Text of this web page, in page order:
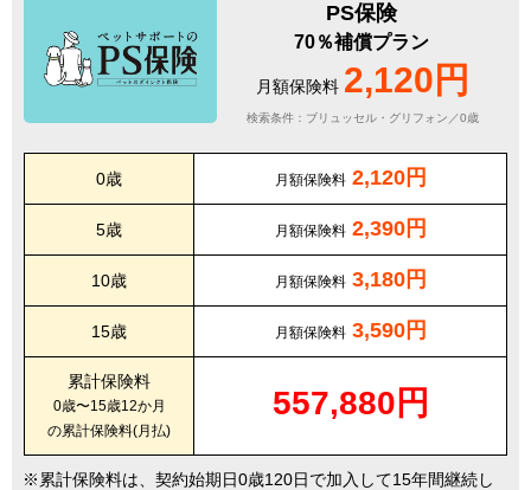
PS保険
70％補償プラン
月額保険料 2,120円
検索条件：ブリュッセル・グリフォン／0歳
0歳 月額保険料 2,120円
5歳 月額保険料 2,390円
10歳 月額保険料 3,180円
15歳 月額保険料 3,590円
累計保険料
0歳〜15歳12か月
の累計保険料(月払)
557,880円
累計保険料は、契約始期日0歳120日で加入して15年間継続し